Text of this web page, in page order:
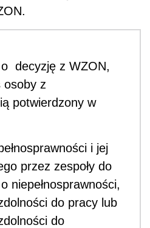
decyzję z WZON,
osoby z
potwierdzony w
i jej
przez zespoły do
niepełnosprawności,
do pracy lub
do